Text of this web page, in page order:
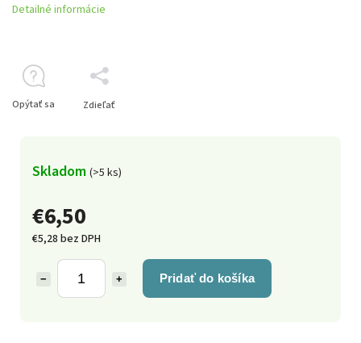
€6,50
€5,28 bez DPH
+
− Pridať do košíka
Skladom (>5 ks)
Detailné informácie
Opýtať sa Zdieľať